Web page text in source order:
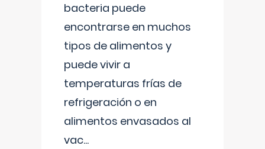
bacteria puede
encontrarse en muchos
tipos de alimentos y
puede vivir a
temperaturas frías de
refrigeración o en
alimentos envasados al
vac...